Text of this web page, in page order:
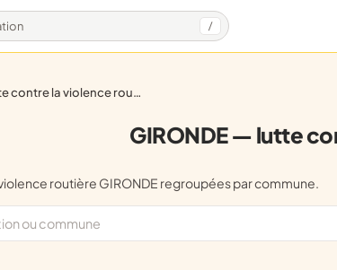
/
contre la violence routière
GIRONDE — lutte
routière GIRONDE regroupées par commune.